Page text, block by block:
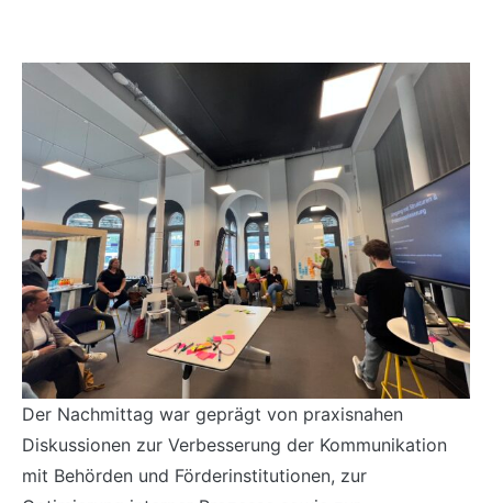
Der Nachmittag war geprägt von praxisnahen
Diskussionen zur Verbesserung der Kommunikation
mit Behörden und Förderinstitutionen, zur